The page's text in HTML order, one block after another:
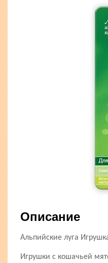
Описание
Альпийские луга
Игрушки с кошачьей